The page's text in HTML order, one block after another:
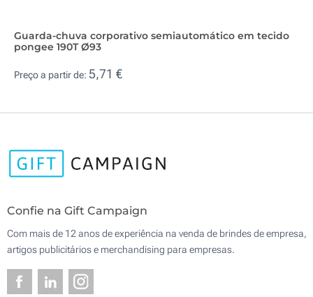
Guarda-chuva corporativo semiautomático em tecido
pongee 190T Ø93
Preço a partir de: 5,71 €
Confie na Gift Campaign
Com mais de 12 anos de experiência na venda de brindes de empresa,
artigos publicitários e merchandising para empresas.